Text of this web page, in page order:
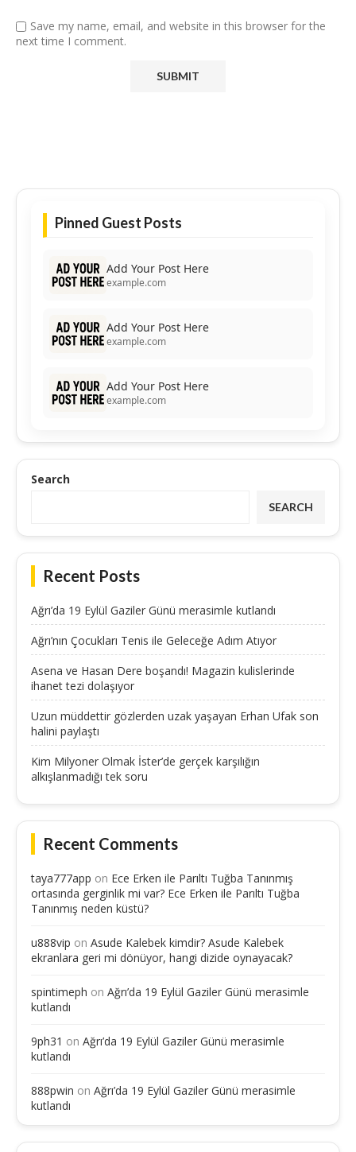
Save my name, email, and website in this browser for the
next time I comment.
Pinned Guest Posts
Add Your Post Here
example.com
Add Your Post Here
example.com
Add Your Post Here
example.com
Search
SEARCH
Recent Posts
Ağrı’da 19 Eylül Gaziler Günü merasimle kutlandı
Ağrı’nın Çocukları Tenis ile Geleceğe Adım Atıyor
Asena ve Hasan Dere boşandı! Magazin kulislerinde
ihanet tezi dolaşıyor
Uzun müddettir gözlerden uzak yaşayan Erhan Ufak son
halini paylaştı
Kim Milyoner Olmak İster’de gerçek karşılığın
alkışlanmadığı tek soru
Recent Comments
taya777app on Ece Erken ile Parıltı Tuğba Tanınmış
ortasında gerginlik mi var? Ece Erken ile Parıltı Tuğba
Tanınmış neden küstü?
u888vip on Asude Kalebek kimdir? Asude Kalebek
ekranlara geri mi dönüyor, hangi dizide oynayacak?
spintimeph on Ağrı’da 19 Eylül Gaziler Günü merasimle
kutlandı
9ph31 on Ağrı’da 19 Eylül Gaziler Günü merasimle
kutlandı
888pwin on Ağrı’da 19 Eylül Gaziler Günü merasimle
kutlandı